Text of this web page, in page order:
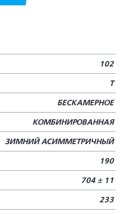
102
T
БЕСКАМЕРНОЕ
КОМБИНИРОВАННАЯ
ЗИМНИЙ АСИММЕТРИЧНЫЙ
190
704 ± 11
233